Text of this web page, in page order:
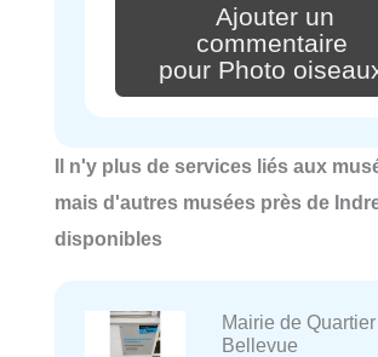
Ajouter un
commentaire
pour Photo
Il n'y plus de services liés aux
mais d'autres musées près de
disponibles
Mairie de Quartier
Bellevue